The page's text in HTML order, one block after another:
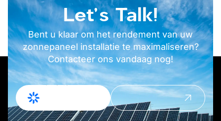
Let's Talk!
Bent u klaar om het rendement van uw
zonnepaneel installatie te maximaliseren?
Contacteer ons vandaag nog!
Offerte
Aanvragen
Contact
opnemen